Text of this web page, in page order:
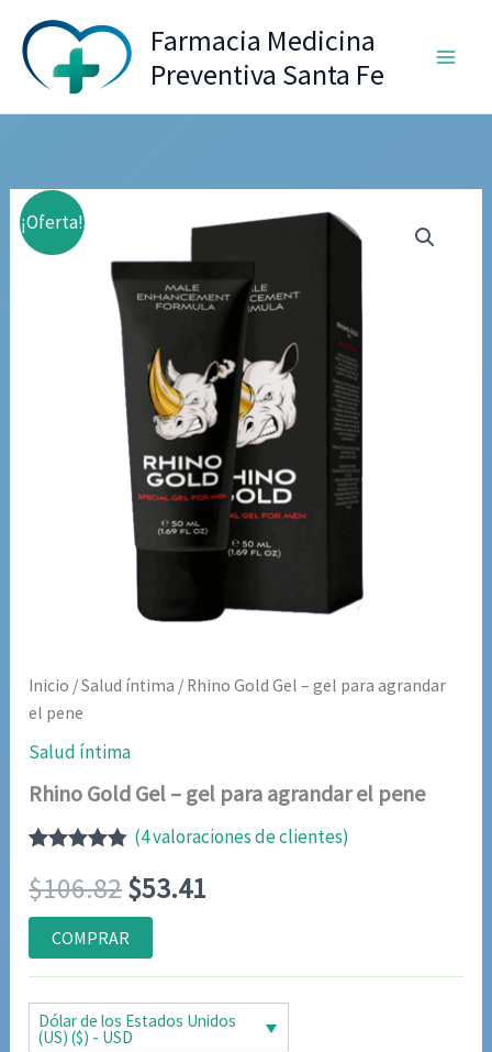
contenido
Farmacia Medicina
Preventiva Santa Fe
¡Oferta!
Inicio /Salud íntima / Rhino Gold Gel – gel para agrandar
el pene
Salud íntima
Rhino Gold Gel – gel para agrandar el pene
con4.75de
5 en base
a
valoraciones
de clientes
(4valoraciones de clientes)
$106.82El
precio
original
era:
$53.41
actual
es:
COMPRAR
Dólar de los Estados Unidos
(US) ($) - USD